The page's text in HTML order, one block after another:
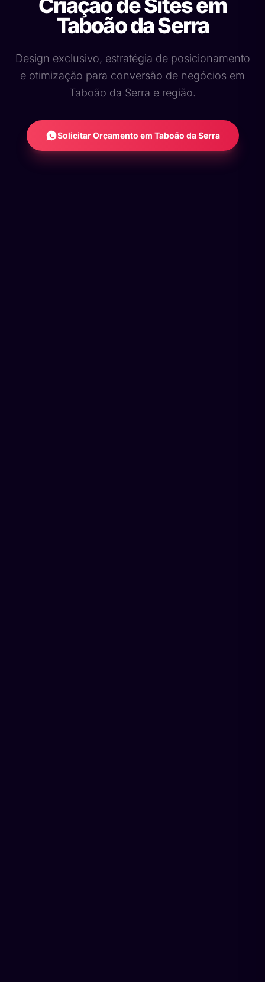
Taboão da Serra
Design exclusivo, estratégia de posicionamento
e otimização para conversão de negócios em
Taboão da Serra e região.
Solicitar Orçamento em Taboão da Serra